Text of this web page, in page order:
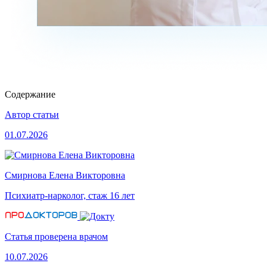
Содержание
Автор статьи
01.07.2026
Смирнова Елена Викторовна
Психиатр-нарколог, стаж 16 лет
Статья проверена врачом
10.07.2026